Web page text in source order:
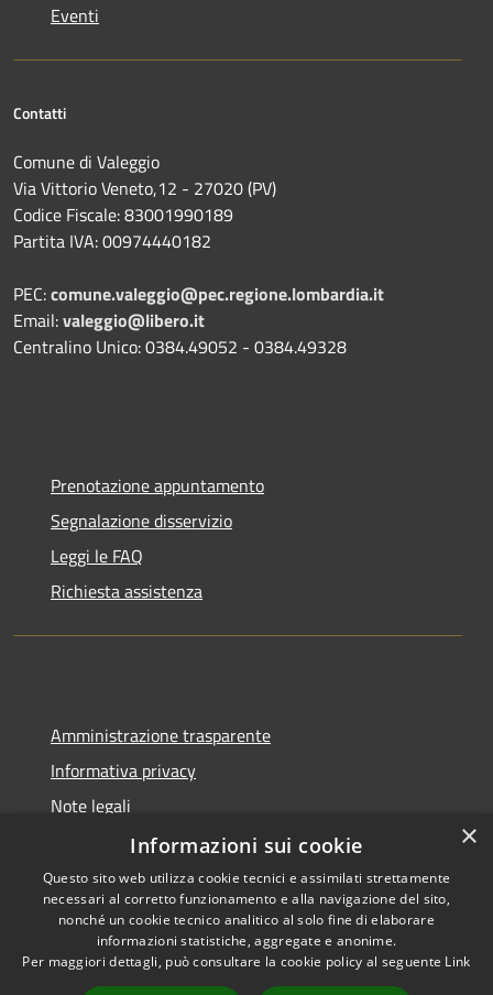
Eventi
Contatti
Comune di Valeggio
Via Vittorio Veneto,12 - 27020 (PV)
Codice Fiscale: 83001990189
Partita IVA: 00974440182
PEC:comune.valeggio@pec.regione.lombardia.it
Email:valeggio@libero.it
Centralino Unico: 0384.49052 - 0384.49328
Prenotazione appuntamento
Segnalazione disservizio
Leggi le FAQ
Richiesta assistenza
Amministrazione trasparente
Informativa privacy
Note legali
Dichiarazione di accessibilità
RSS
Accessibilità
Copyright © 2026 • Comune di
Valeggio • Powered by
×
Informazioni sui cookie
Questo sito web utilizza cookie tecnici e assimilati strettamente
necessari al corretto funzionamento e alla navigazione del sito,
nonché un cookie tecnico analitico al solo fine di elaborare
informazioni statistiche, aggregate e anonime.
Per maggiori dettagli, può consultare la cookie policy al seguente Link